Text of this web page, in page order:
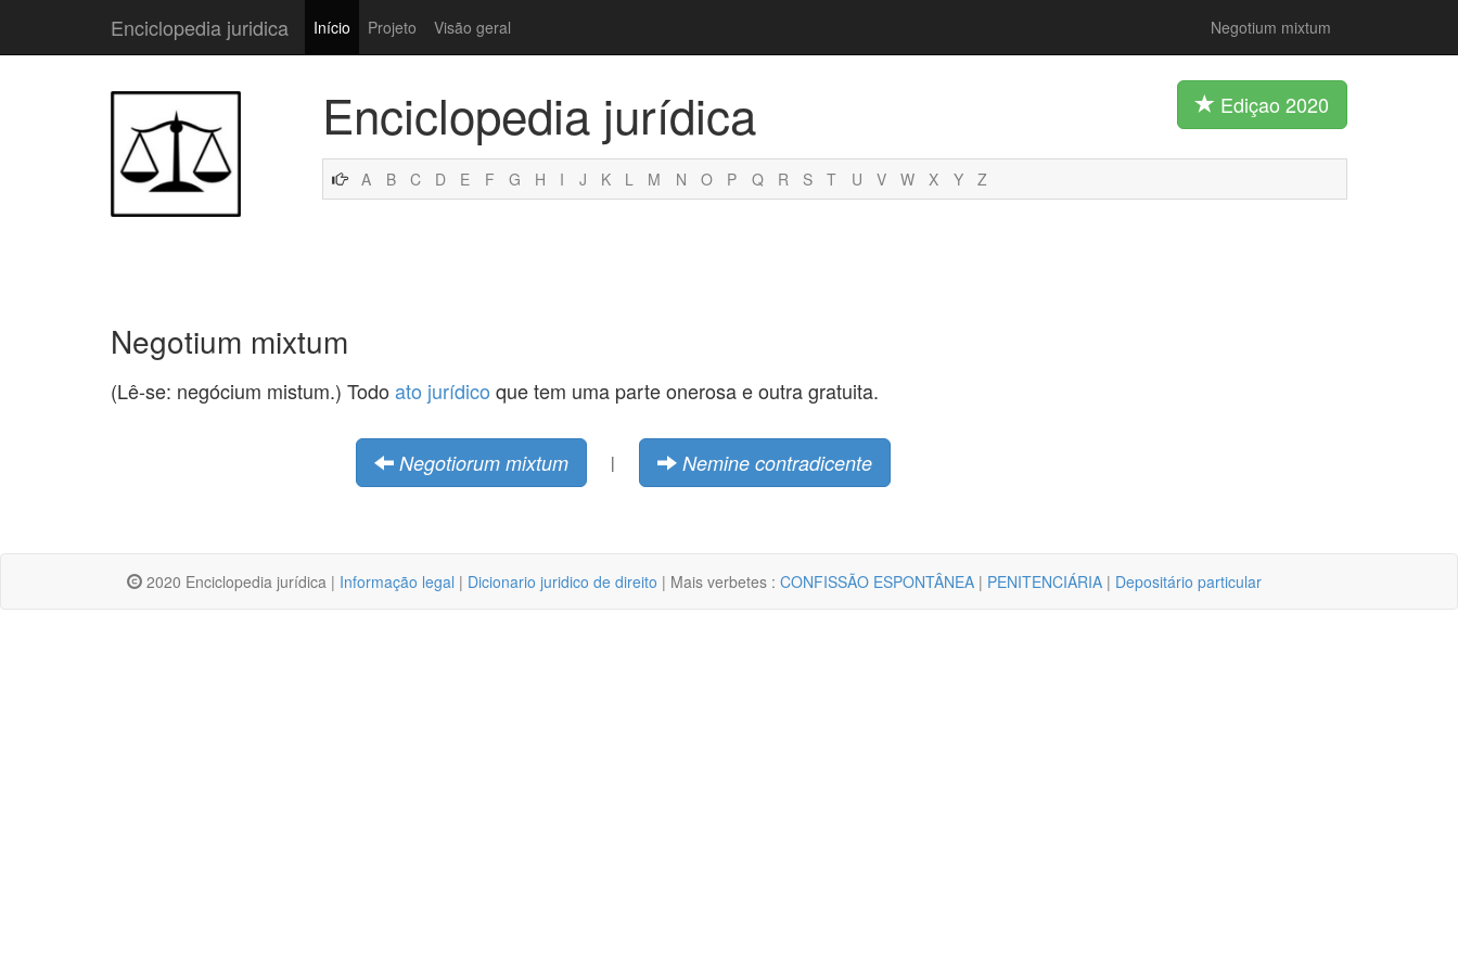
Enciclopedia juridica Início Projeto Visão geral Negotium mixtum
Enciclopedia jurídica Ediçao 2020
A B C D E F G H I J K L M N O P Q R S T U V W X Y Z
Negotium mixtum
(Lê-se: negócium mistum.) Todo ato jurídico que tem uma parte onerosa e outra gratuita.
Negotiorum mixtum | Nemine contradicente
2020 Enciclopedia jurídica | Informação legal | Dicionario juridico de direito | Mais verbetes : CONFISSÃO ESPONTÂNEA | PENITENCIÁRIA | Depositário particular